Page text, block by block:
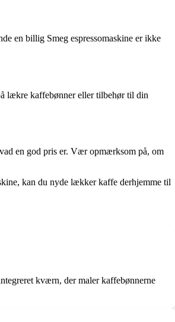
en billig Smeg espressomaskine er ikke
lækre kaffebønner eller tilbehør til din
en god pris er. Vær opmærksom på, om
kan du nyde lækker kaffe derhjemme til
kværn, der maler kaffebønnerne